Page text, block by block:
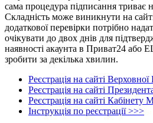
сама процедура підписання триває
Складність може виникнути на
додаткової перевірки потрібно
очікувати до двох днів для
наявності акаунта в Приват24 або
зробити за декілька хвилин.
Реєстрація на сайті
Реєстрація на сайті
Реєстрація на сайті Кабінету
Інструкція по реєстрації >>>